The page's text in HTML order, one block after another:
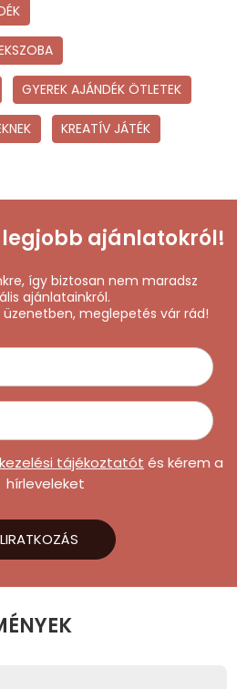
Étel, ital
Brainrot
Bluey
GYEREK AJÁNDÉK ÖTLETEK
KREATÍV JÁTÉK
ajánlatokról!
így biztosan nem maradsz
ajánlatainkról.
üzenetben, meglepetés vár rád!
tájékoztatót és kérem a
hírleveleket